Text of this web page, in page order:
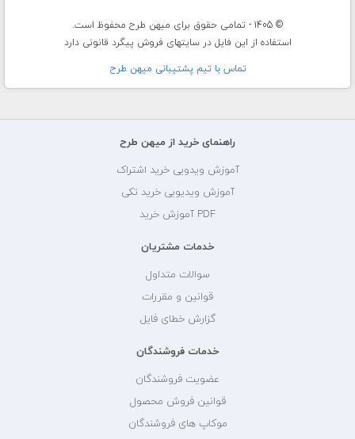
© 1405 - تمامی حقوق برای میهن طرح محفوظ است.
استفاده از این فایل در سایتهای فروش پیگرد قانونی دارد
تماس با تيم پشتيبانی ميهن طرح
راهنمای خرید از میهن طرح
آموزش ویدویی خرید اشتراک
آموزش ویدیویی خرید تکی
PDF آموزش خرید
خدمات مشتریان
سوالات متداول
قوانین و مقررات
گزارش خطای فایل
خدمات فروشندگان
عضویت فروشندگان
قوانین فروش محصول
موکاپ های فروشندگان